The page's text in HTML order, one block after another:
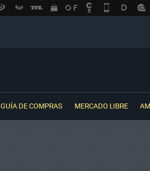
GUÍA DE COMPRAS MERCADO LIBRE